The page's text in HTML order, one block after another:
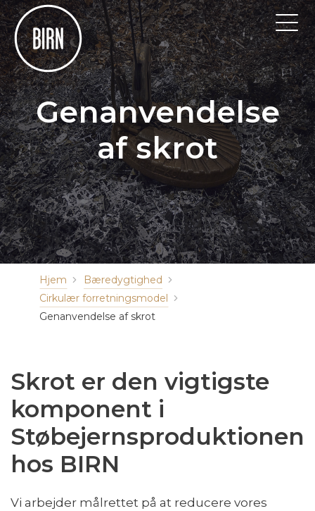
Genanvendelse
af skrot
Hjem
Bæredygtighed
Cirkulær forretningsmodel
Genanvendelse af skrot
Skrot er den vigtigste
komponent i
Støbejernsproduktionen
hos BIRN
Vi arbejder målrettet på at reducere vores